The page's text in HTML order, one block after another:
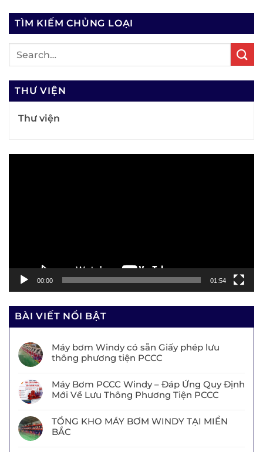
TÌM KIẾM CHỦNG LOẠI
THƯ VIỆN
Thư viện
00:00 01:54
BÀI VIẾT NỔI BẬT
Máy bơm Windy có sẵn Giấy phép lưu
thông phương tiện PCCC
Máy Bơm PCCC Windy – Đáp Ứng Quy Định
Mới Về Lưu Thông Phương Tiện PCCC
TỔNG KHO MÁY BƠM WINDY TẠI MIỀN
BẮC